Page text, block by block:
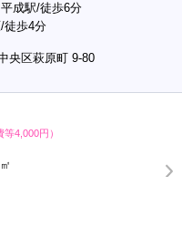
成駅/徒歩6分
徒歩4分
央区萩原町 9-80
等4,000円）